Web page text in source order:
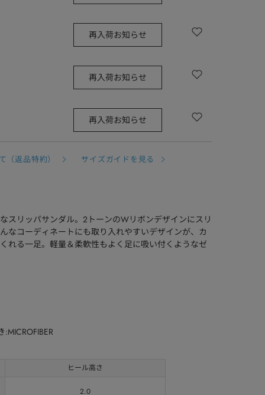
再入荷お知らせ
再入荷お知らせ
再入荷お知らせ
（返品特約）
サイズガイドを見る
スリッパサンダル。2トーンのWリボンデザインにスリ
なコーディネートにも取り入れやすいデザインが、カ
れる一足。軽量＆柔軟性もよく足に吸い付くようなゼ
ヒール高さ
2.0